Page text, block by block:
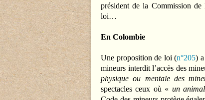
président de la Commission
loi…
En Colombie
Une proposition de loi (n°205)
mineurs interdit l’accès des
physique ou mentale des
spectacles ceux où « un